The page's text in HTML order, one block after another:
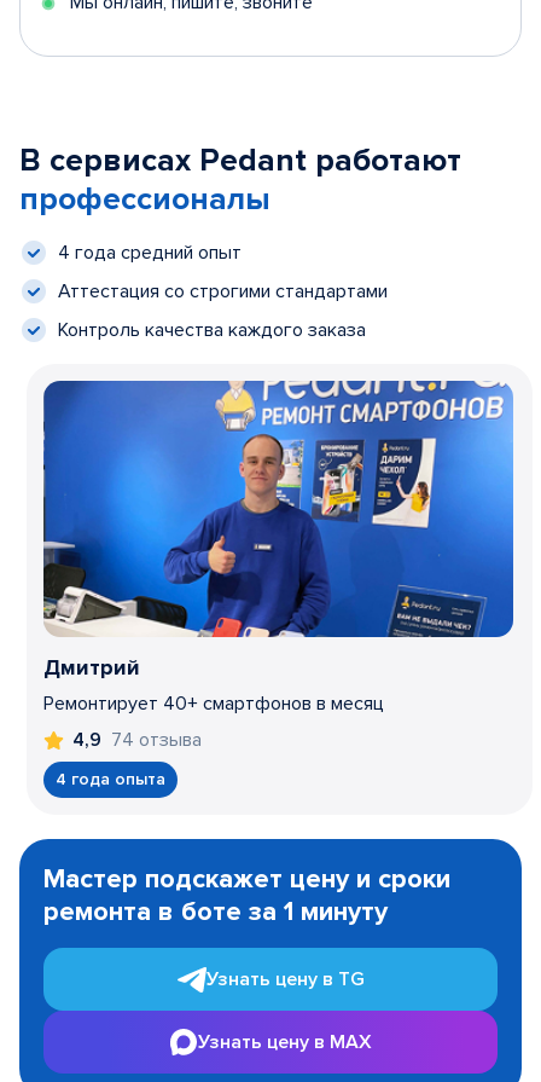
В сервисах Pedant работают
профессионалы
4 года средний опыт
Аттестация со строгими стандартами
Контроль качества каждого заказа
Дмитрий
Ремонтирует 40+ смартфонов в месяц
4,9 74 отзыва
4 года опыта
1
Мастер подскажет цену и сроки
ремонта в боте за 1 минуту
Узнать цену в TG
Узнать цену в MAX